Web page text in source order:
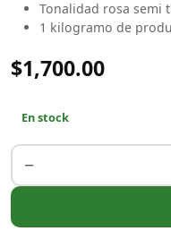
Tonalidad rosa semi
1 kilogramo de
$1,700.00
En stock
−